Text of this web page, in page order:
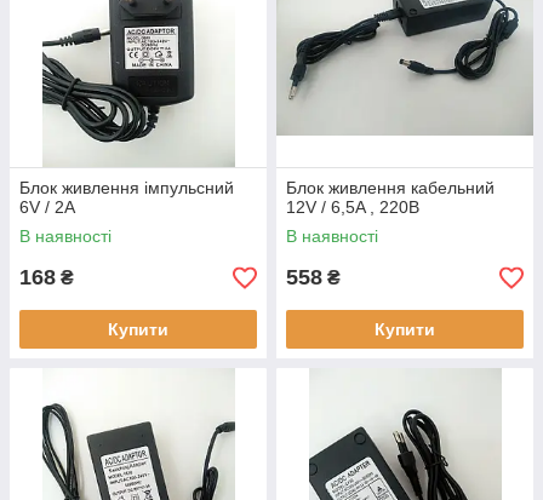
Блок живлення імпульсний
6V / 2A
В наявності
168 ₴
Купити
Блок живлення кабельний
12V / 6,5A , 220В
В наявності
558 ₴
Купити